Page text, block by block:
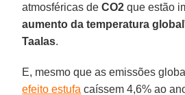
atmosféricas deCO2 que estão
aumento da temperatura global
Taalas.
E, mesmo que as emissões
efeito estufa caíssem 4,6% ao